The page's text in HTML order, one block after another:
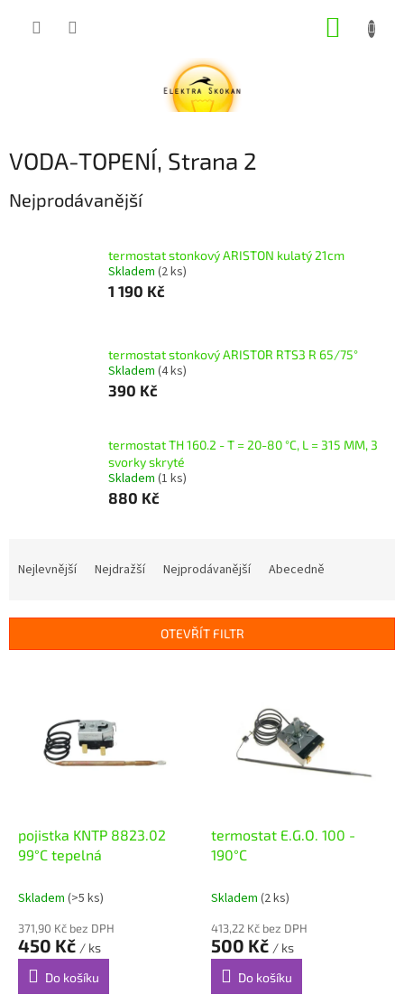
VODA-TOPENÍ, Strana 2
Nejprodávanější
termostat stonkový ARISTON kulatý 21cm
Skladem (2 ks)
1 190 Kč
termostat stonkový ARISTOR RTS3 R 65/75°
Skladem (4 ks)
390 Kč
termostat TH 160.2 - T = 20-80 °C, L = 315 MM, 3
svorky skryté
Skladem (1 ks)
880 Kč
í
Nejlevnější Nejdražší Nejprodávanější Abecedně
OTEVŘÍT FILTR
pojistka KNTP 8823.02
99°C tepelná
Skladem (>5 ks)
371,90 Kč bez DPH
450 Kč / ks
Do košíku
termostat E.G.O. 100 -
190°C
Skladem (2 ks)
413,22 Kč bez DPH
500 Kč / ks
Do košíku